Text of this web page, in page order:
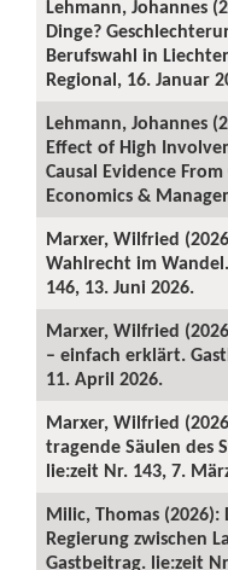
Lehmann, Johannes
Dinge?
Berufswahl in
Regional, 16. Januar
Lehmann, Johannes
Effect of High
Causal Evidence
Economics &
Marxer, Wilfried
Wahlrecht im
146, 13. Juni 2026.
Marxer, Wilfried
– einfach erklärt.
11. April 2026.
Marxer, Wilfried
tragende Säulen des
lie:zeit Nr. 143, 7.
Milic, Thomas
Regierung zwischen
Gastbeitrag. lie:zeit